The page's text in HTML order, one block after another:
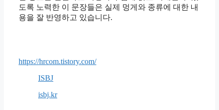
도록 노력한 이 문장들은 실제 멍게와 종류에 대한 내
용을 잘 반영하고 있습니다.
https://hrcom.tistory.com/
ISBJ
isbj.kr